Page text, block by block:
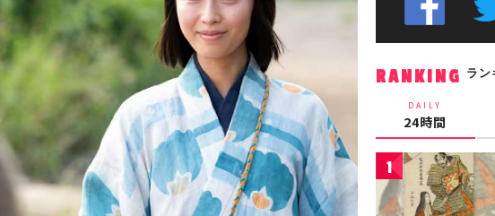
RANKING ラン
DAILY
24時間
1